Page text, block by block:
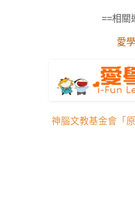
==相關
愛
神腦文教基金會「